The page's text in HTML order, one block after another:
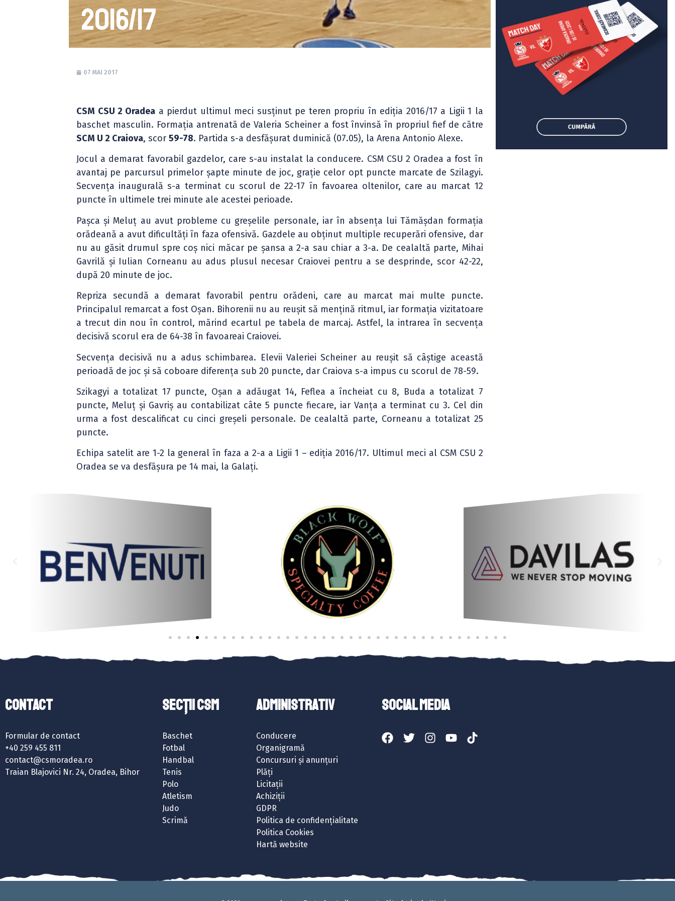
2016/17
07 MAI 2017
CSM CSU 2 Oradea a pierdut ultimul meci susținut pe teren propriu în ediția 2016/17 a Ligii 1 la
baschet masculin. Formația antrenată de Valeria Scheiner a fost învinsă în propriul fief de către
SCM U 2 Craiova, scor59-78. Partida s-a desfășurat duminică (07.05), la Arena Antonio Alexe.
Jocul a demarat favorabil gazdelor, care s-au instalat la conducere. CSM CSU 2 Oradea a fost în
avantaj pe parcursul primelor șapte minute de joc, grație celor opt puncte marcate de Szilagyi.
Secvența inaugurală s-a terminat cu scorul de 22-17 în favoarea oltenilor, care au marcat 12
puncte în ultimele trei minute ale acestei perioade.
Pașca și Meluț au avut probleme cu greșelile personale, iar în absența lui Tămășdan formația
orădeană a avut dificultăți în faza ofensivă. Gazdele au obținut multiple recuperări ofensive, dar
nu au găsit drumul spre coș nici măcar pe șansa a 2-a sau chiar a 3-a. De cealaltă parte, Mihai
Gavrilă și Iulian Corneanu au adus plusul necesar Craiovei pentru a se desprinde, scor 42-22,
după 20 minute de joc.
Repriza secundă a demarat favorabil pentru orădeni, care au marcat mai multe puncte.
Principalul remarcat a fost Oșan. Bihorenii nu au reușit să mențină ritmul, iar formația vizitatoare
a trecut din nou în control, mărind ecartul pe tabela de marcaj. Astfel, la intrarea în secvența
decisivă scorul era de 64-38 în favoareai Craiovei.
Secvența decisivă nu a adus schimbarea. Elevii Valeriei Scheiner au reușit să câștige această
perioadă de joc și să coboare diferența sub 20 puncte, dar Craiova s-a impus cu scorul de 78-59.
Szikagyi a totalizat 17 puncte, Oșan a adăugat 14, Feflea a încheiat cu 8, Buda a totalizat 7
puncte, Meluț și Gavriș au contabilizat câte 5 puncte fiecare, iar Vanța a terminat cu 3. Cel din
urma a fost descalificat cu cinci greșeli personale. De cealaltă parte, Corneanu a totalizat 25
puncte.
Echipa satelit are 1-2 la general în faza a 2-a a Ligii 1 – ediția 2016/17. Ultimul meci al CSM CSU 2
Oradea se va desfășura pe 14 mai, la Galați.
Contact
Formular de contact
+40 259 455 811
contact@csmoradea.ro
Traian Blajovici Nr. 24, Oradea, Bihor
SECȚII CSM
Baschet
Fotbal
Handbal
Tenis
Polo
Atletism
Judo
Scrimă
ADMINISTRATIV
Conducere
Organigramă
Concursuri și anunțuri
Plăți
Licitații
Achiziții
GDPR
Politica de confidențialitate
Politica Cookies
Hartă website
SOCIAL MEDIA